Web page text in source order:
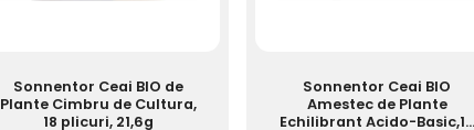
Sonnentor Ceai BIO de
Plante Cimbru de Cultura,
18 plicuri, 21,6g
Sonnentor Ceai BIO
Amestec de Plante
Echilibrant Acido-Basic,18